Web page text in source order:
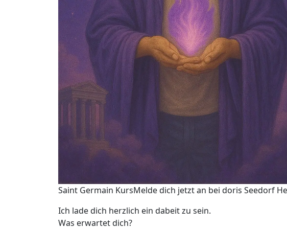
Saint Germain KursMelde dich jetzt an bei doris Seedorf
Ich lade dich herzlich ein dabeit zu sein.
Was erwartet dich?